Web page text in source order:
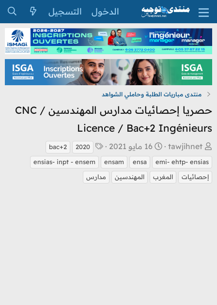
الدخول التسجيل
منتدى مباريات الطلبة وحاملي الشواهد
حصريا إحصائيات مدارس المهندسين CNC /
Licence / Bac+2 Ingénieurs
ب
ا
د
ئ
tawjihnet
ت
ا
ر
ي
16 مايو 2021
ل
و
س
2020
bac+2
emi- ehtp- ensias
ensa
ensam
ensias- inpt - ensem
إحصائيات
المغرب المهندسين مدارس